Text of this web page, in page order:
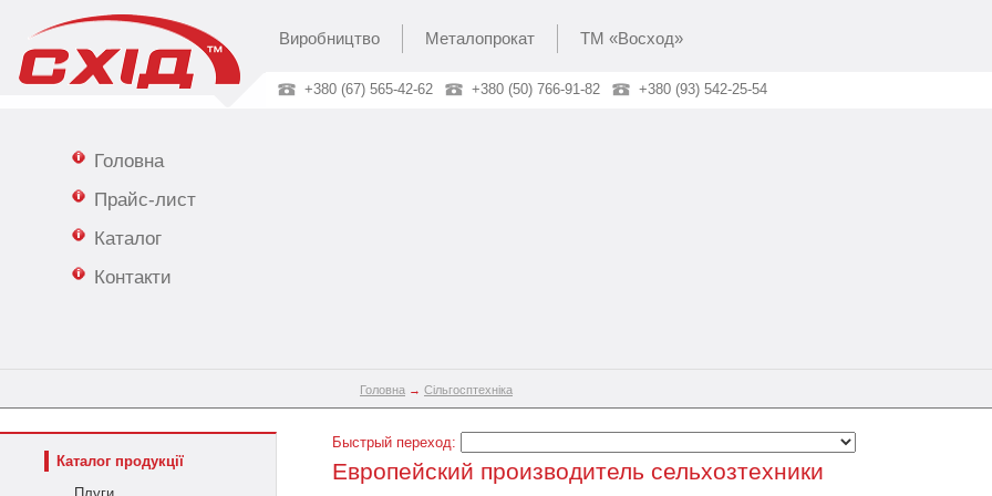
Виробництво Металопрокат ТМ «Восход»
+380 (67) 565-42-62 +380 (50) 766-91-82 +380 (93) 542-25-54
Головна
Прайс-лист
Каталог
Контакти
Головна → Сільгосптехніка
Каталог продукції
Быстрый переход:
Европейский производитель сельхозтехники